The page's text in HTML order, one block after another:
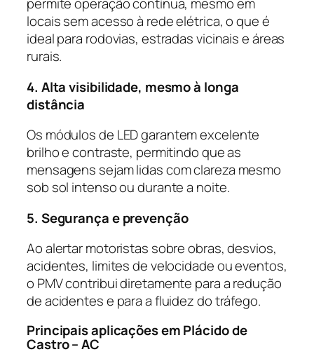
locais sem acesso à rede elétrica, o que é
ideal para rodovias, estradas vicinais e áreas
rurais.
4. Alta visibilidade, mesmo à longa
distância
Os módulos de LED garantem excelente
brilho e contraste, permitindo que as
mensagens sejam lidas com clareza mesmo
sob sol intenso ou durante a noite.
5. Segurança e prevenção
Ao alertar motoristas sobre obras, desvios,
acidentes, limites de velocidade ou eventos,
o PMV contribui diretamente para a redução
de acidentes e para a fluidez do tráfego.
Principais aplicações em Plácido de
Castro – AC